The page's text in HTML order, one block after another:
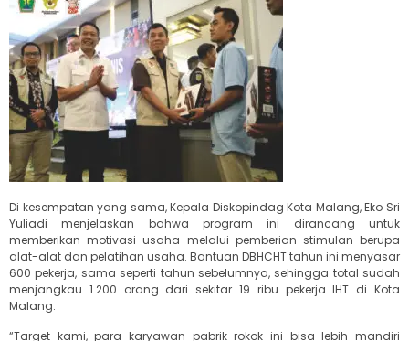
Di kesempatan yang sama, Kepala Diskopindag Kota Malang, Eko Sri
Yuliadi menjelaskan bahwa program ini dirancang untuk
memberikan motivasi usaha melalui pemberian stimulan berupa
alat-alat dan pelatihan usaha. Bantuan DBHCHT tahun ini menyasar
600 pekerja, sama seperti tahun sebelumnya, sehingga total sudah
menjangkau 1.200 orang dari sekitar 19 ribu pekerja IHT di Kota
Malang.
“Target kami, para karyawan pabrik rokok ini bisa lebih mandiri